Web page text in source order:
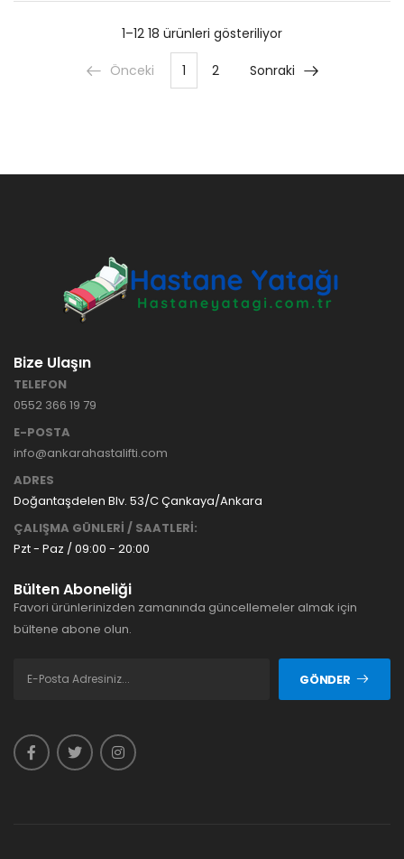
1–12 18 ürünleri gösteriliyor
Önceki 1 2 Sonraki
Bize Ulaşın
TELEFON
0552 366 19 79
E-POSTA
info@ankarahastalifti.com
ADRES
Doğantaşdelen Blv. 53/C Çankaya/Ankara
ÇALIŞMA GÜNLERİ / SAATLERİ:
Pzt - Paz / 09:00 - 20:00
Bülten Aboneliği
Favori ürünlerinizden zamanında güncellemeler almak için
bültene abone olun.
GÖNDER